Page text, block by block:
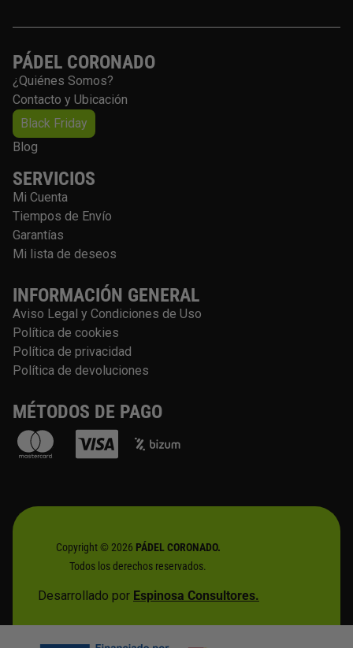
PÁDEL CORONADO
¿Quiénes Somos?
Contacto y Ubicación
Black Friday
Blog
SERVICIOS
Mi Cuenta
Tiempos de Envío
Garantías
Mi lista de deseos
INFORMACIÓN GENERAL
Aviso Legal y Condiciones de Uso
Política de cookies
Política de privacidad
Política de devoluciones
MÉTODOS DE PAGO
Copyright © 2026 PÁDEL CORONADO.
Todos los derechos reservados.
Desarrollado por Espinosa Consultores.